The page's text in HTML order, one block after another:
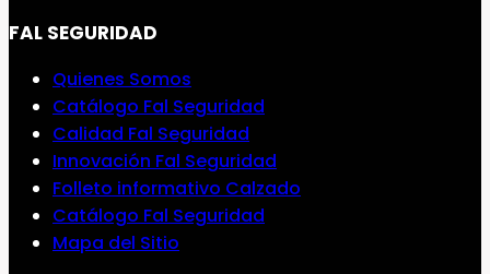
FAL SEGURIDAD
Quienes Somos
Catálogo Fal Seguridad
Calidad Fal Seguridad
Innovación Fal Seguridad
Folleto informativo Calzado
Catálogo Fal Seguridad
Mapa del Sitio